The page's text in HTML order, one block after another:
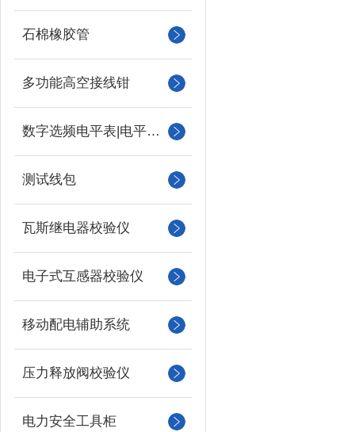
石棉橡胶管
多功能高空接线钳
数字选频电平表|电平振荡器
测试线包
瓦斯继电器校验仪
电子式互感器校验仪
移动配电辅助系统
压力释放阀校验仪
电力安全工具柜